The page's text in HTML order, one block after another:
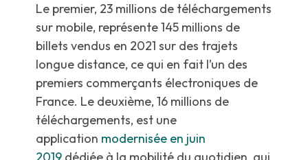
Le premier, 23 millions de téléchargements
sur mobile, représente 145 millions de
billets vendus en 2021 sur des trajets
longue distance, ce qui en fait l’un des
premiers commerçants électroniques de
France. Le deuxième, 16 millions de
téléchargements, est une
application modernisée en juin